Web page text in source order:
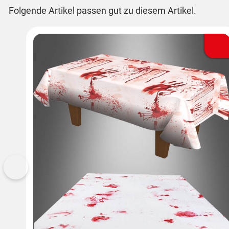
Folgende Artikel passen gut zu diesem Artikel.
Vorherige